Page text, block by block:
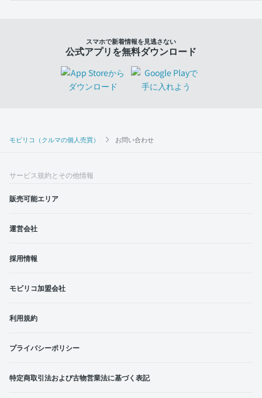
モビリコ（クルマの個人売買） お問い合わせ
スマホで新着情報を見逃さない
公式アプリを無料ダウンロード
サービス規約とその他情報
販売可能エリア
運営会社
採用情報
モビリコ加盟会社
利用規約
プライバシーポリシー
特定商取引法および古物営業法に基づく表記